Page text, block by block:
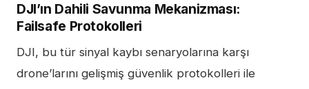
DJI’ın Dahili Savunma Mekanizması:
Failsafe Protokolleri
DJI, bu tür sinyal kaybı senaryolarına karşı
drone’larını gelişmiş güvenlik protokolleri ile